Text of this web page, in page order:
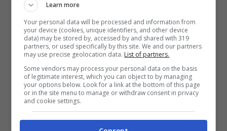
Spinte dal fuoco, non era raro che le lanterne
cadessero ancora accese, per cui il rischio di
provocare incendi è ritenuto alto. Le indagini
hanno portato a diversi controlli: finora sono
quasi900le lanterne cinesi sequestrate. I
venditori di strada erano soliti acquistare a loro
volta leKongmingpresso alcuni negozi divia
Brin . In seguito alle prime indagini e alla
perlustrazione del locale, i carabinieri hanno
sequestrato altri 500 articoli privi di qualsiasi
Learn more
Your personal data will be processed and information from
your device (cookies, unique identifiers, and other device
data) may be stored by, accessed by and shared with 319
partners, or used specifically by this site. We and our partners
may use precise geolocation data. List of partners.
Some vendors may process your personal data on the basis
of legitimate interest, which you can object to by managing
your options below. Look for a link at the bottom of this page
or in the site menu to manage or withdraw consent in privacy
and cookie settings.